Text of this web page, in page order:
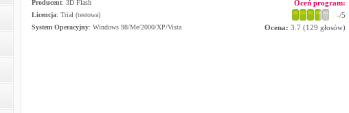
Producent: 3D Flash
Licencja: Trial (testowa)
System Operacyjny: Windows 98/Me/2000/XP/Vista
Oceń program:
-/5
Ocena: 3.7 (129 głosów)